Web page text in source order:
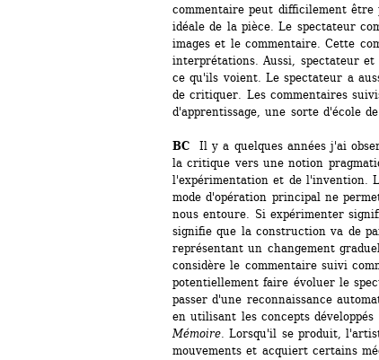
commentaire peut difficilement
idéale de la pièce. Le spectateur
images et le commentaire. Cette
interprétations. Aussi, spectateur
ce qu'ils voient. Le spectateur a
de critiquer. Les commentaires
d'apprentissage, une sorte d'école
BC Il y a quelques années j'ai
la critique vers une notion
l'expérimentation et de l'invention.
mode d'opération principal ne
nous entoure. Si expérimenter
signifie que la construction va de
représentant un changement
considère le commentaire suivi
potentiellement faire évoluer le
passer d'une reconnaissance
en utilisant les concepts
Mémoire. Lorsqu'il se produit,
mouvements et acquiert certains